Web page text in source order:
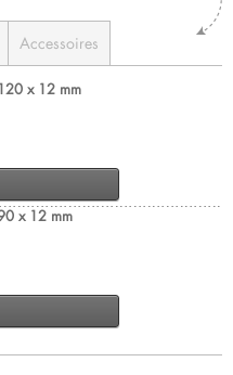
Accessoires
x 12 mm
x 12 mm